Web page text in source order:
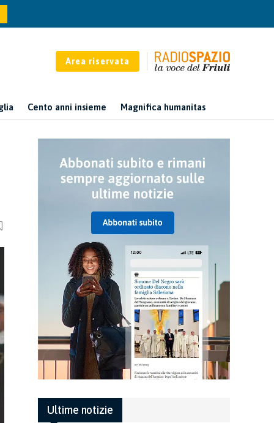
Area riservata
Cento anni insieme Magnifica humanitas
Ultime notizie